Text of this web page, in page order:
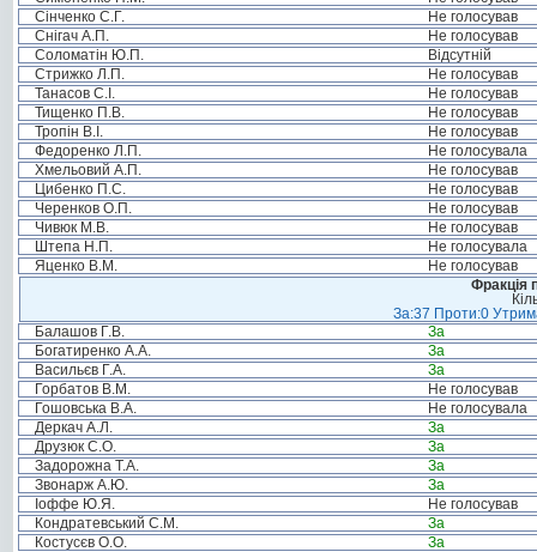
Сінченко С.Г.
Не голосував
Снігач А.П.
Не голосував
Соломатін Ю.П.
Відсутній
Стрижко Л.П.
Не голосував
Танасов С.І.
Не голосував
Тищенко П.В.
Не голосував
Тропін В.І.
Не голосував
Федоренко Л.П.
Не голосувала
Хмельовий А.П.
Не голосував
Цибенко П.С.
Не голосував
Черенков О.П.
Не голосував
Чивюк М.В.
Не голосував
Штепа Н.П.
Не голосувала
Яценко В.М.
Не голосував
Фракція
За:37 Проти:0
Балашов Г.В.
За
Богатиренко А.А.
За
Васильєв Г.А.
За
Горбатов В.М.
Не голосував
Гошовська В.А.
Не голосувала
Деркач А.Л.
За
Друзюк С.О.
За
Задорожна Т.А.
За
Звонарж А.Ю.
За
Іоффе Ю.Я.
Не голосував
Кондратевський С.М.
За
Костусєв О.О.
За